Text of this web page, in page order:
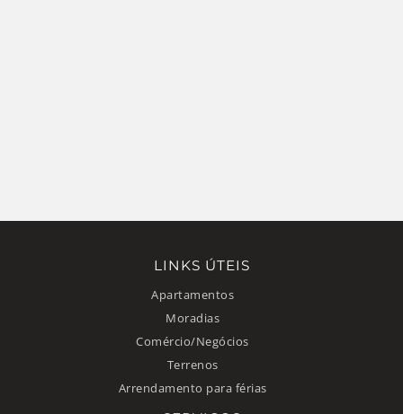
LINKS ÚTEIS
Apartamentos
Moradias
Comércio/Negócios
Terrenos
Arrendamento para férias